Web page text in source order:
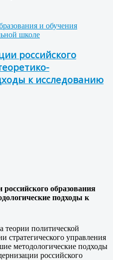
и обучения
школе
российского
к исследованию
образования
подходы к
теории политической
стратегического управления
методологические подходы
российского